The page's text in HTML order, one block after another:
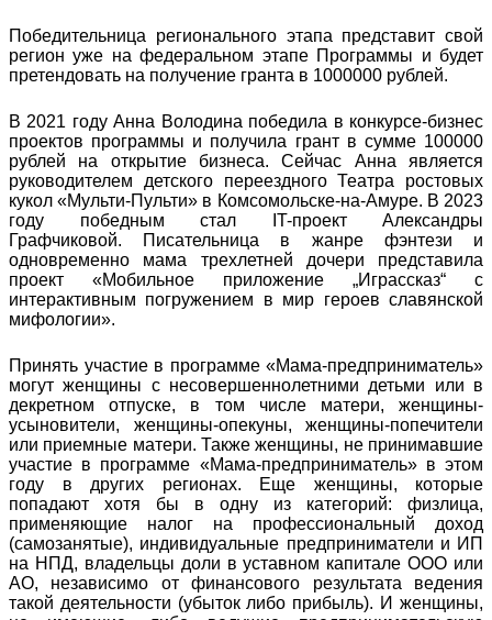
Победительница регионального этапа представит свой
регион уже на федеральном этапе Программы и будет
претендовать на получение гранта в 1000000 рублей.
В 2021 году Анна Володина победила в конкурсе-бизнес
проектов программы и получила грант в сумме 100000
рублей на открытие бизнеса. Сейчас Анна является
руководителем детского переездного Театра ростовых
кукол «Мульти-Пульти» в Комсомольске-на-Амуре. В 2023
году победным стал IT-проект Александры
Графчиковой. Писательница в жанре фэнтези и
одновременно мама трехлетней дочери представила
проект «Мобильное приложение „Играссказ“ с
интерактивным погружением в мир героев славянской
мифологии».
Принять участие в программе «Мама-предприниматель»
могут женщины с несовершеннолетними детьми или в
декретном отпуске, в том числе матери, женщины-
усыновители, женщины-опекуны, женщины-попечители
или приемные матери. Также женщины, не принимавшие
участие в программе «Мама-предприниматель» в этом
году в других регионах. Еще женщины, которые
попадают хотя бы в одну из категорий: физлица,
применяющие налог на профессиональный доход
(самозанятые), индивидуальные предприниматели и ИП
на НПД, владельцы доли в уставном капитале ООО или
АО, независимо от финансового результата ведения
такой деятельности (убыток либо прибыль). И женщины,